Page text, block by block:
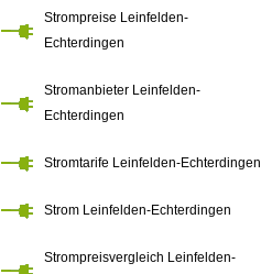
Strompreise Leinfelden-
Echterdingen
Stromanbieter Leinfelden-
Echterdingen
Stromtarife Leinfelden-Echterdingen
Strom Leinfelden-Echterdingen
Strompreisvergleich Leinfelden-